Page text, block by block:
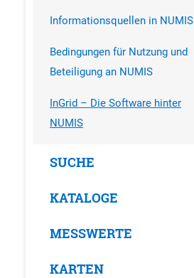
Informationsquellen in NUMIS
Bedingungen für Nutzung und
Beteiligung an NUMIS
InGrid – Die Software hinter
NUMIS
SUCHE
KATALOGE
MESSWERTE
KARTEN